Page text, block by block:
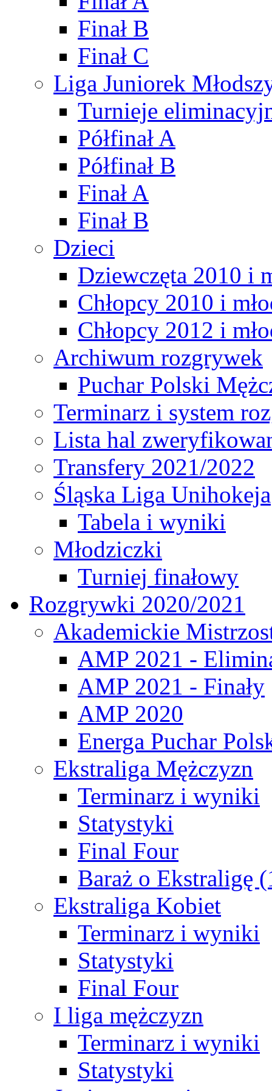
Finał B
Finał C
Liga Juniorek
Turnieje
Półfinał A
Półfinał B
Finał A
Finał B
Dzieci
Dziewczęta 2010 i
Chłopcy 2010 i
Chłopcy 2012 i
Archiwum rozgrywek
Puchar Polski
Terminarz i system
Lista hal
Transfery 2021/2022
Śląska Liga Unihokeja
Tabela i wyniki
Młodziczki
Turniej finałowy
Rozgrywki 2020/2021
Akademickie
AMP 2021 -
AMP 2021 - Finały
AMP 2020
Energa Puchar
Ekstraliga Mężczyzn
Terminarz i wyniki
Statystyki
Final Four
Baraż o Ekstraligę
Ekstraliga Kobiet
Terminarz i wyniki
Statystyki
Final Four
I liga mężczyzn
Terminarz i wyniki
Statystyki